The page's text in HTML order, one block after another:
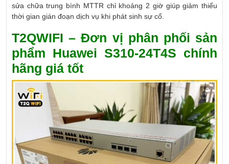
sửa chữa trung bình MTTR chỉ khoảng 2 giờ giúp giảm thiểu
thời gian gián đoạn dịch vụ khi phát sinh sự cố.
T2QWIFI – Đơn vị phân phối sản
phẩm Huawei S310-24T4S chính
hãng giá tốt